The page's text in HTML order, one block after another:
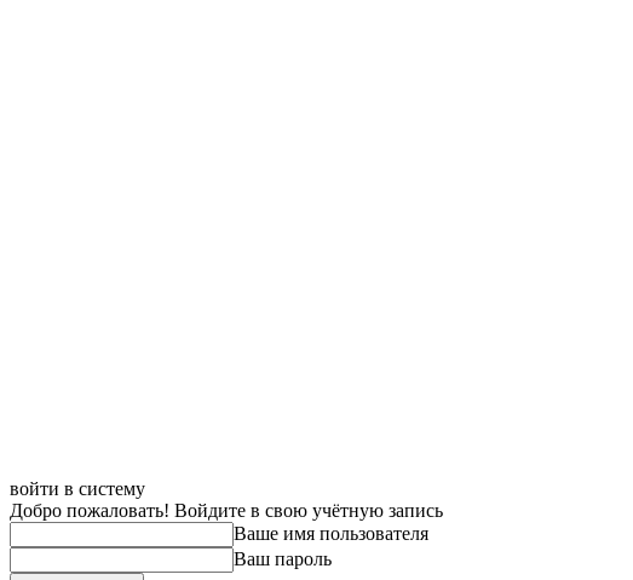
войти в систему
Добро пожаловать! Войдите в свою учётную запись
Ваше имя пользователя
Ваш пароль